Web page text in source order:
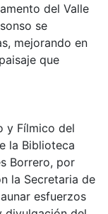
del Valle
se
mejorando en
que
y Fílmico del
la Biblioteca
Borrero, por
la Secretaria de
esfuerzos